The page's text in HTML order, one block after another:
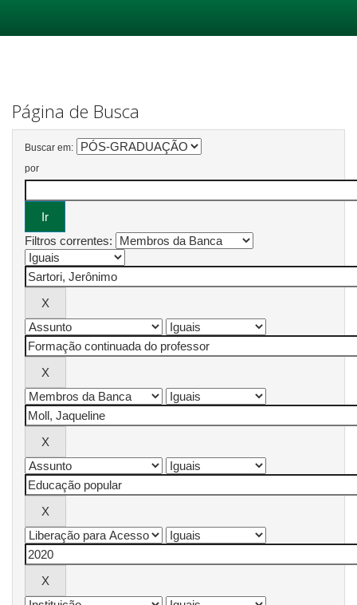
Página de Busca
Buscar em:
por
Filtros correntes: